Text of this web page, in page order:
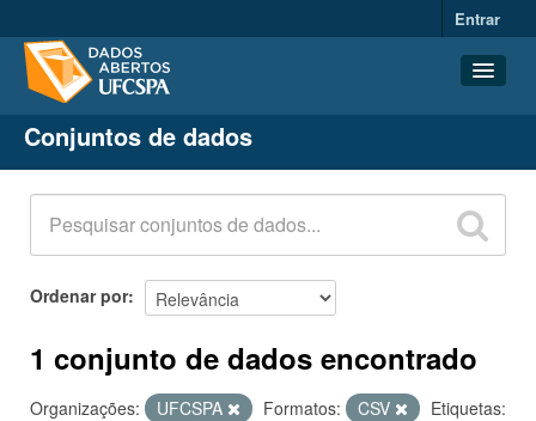
Entrar
Conjuntos de dados
Organizações
Grupos
Sobre
Conjuntos de dados
Ordenar por
1 conjunto de dados encontrado
Organizações: UFCSPA Formatos: CSV
Etiquetas: